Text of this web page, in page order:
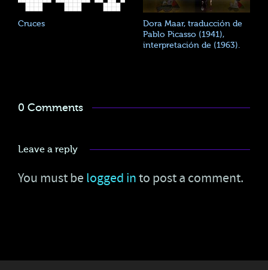
Cruces
Dora Maar, traducción de
Pablo Picasso (1941),
interpretación de (1963).
0 Comments
Leave a reply
You must be logged into post a comment.